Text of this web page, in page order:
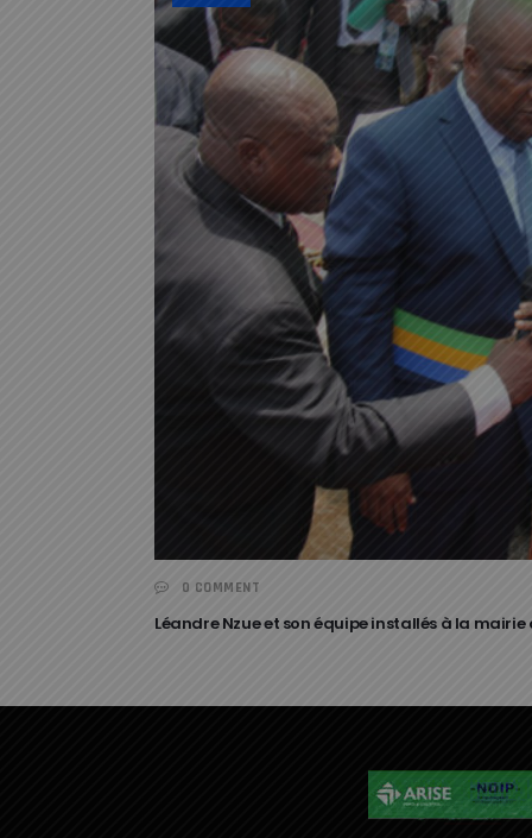
0 COMMENT
Léandre Nzue et son équipe installés à la